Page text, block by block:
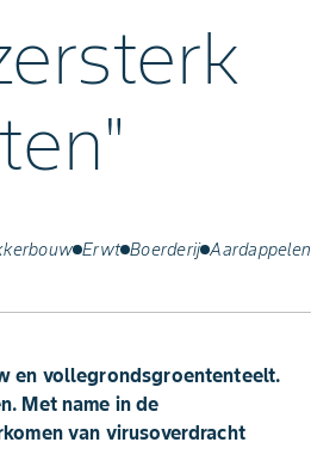
Erwt Boerderij Aardappelen
en vollegrondsgroententeelt.
Met name in de
van virusoverdracht